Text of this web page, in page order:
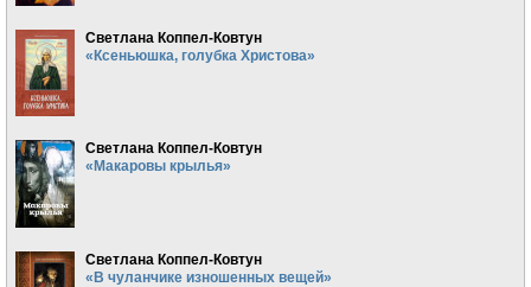
Светлана Коппел-Ковтун
«Ксеньюшка, голубка Христова»
Светлана Коппел-Ковтун
«Макаровы крылья»
Светлана Коппел-Ковтун
«В чуланчике изношенных вещей»